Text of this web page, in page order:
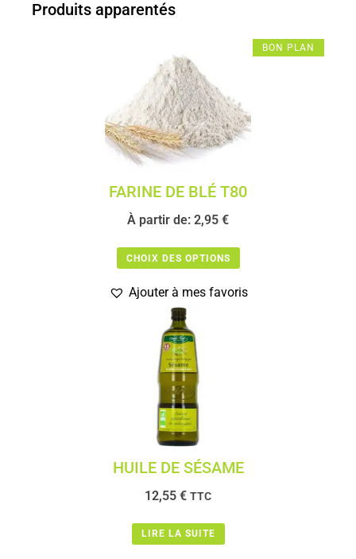
Produits apparentés
BON PLAN
FARINE DE BLÉ T80
À partir de: 2,95 €
CHOIX DES OPTIONS
Ajouter à mes favoris
HUILE DE SÉSAME
12,55 € TTC
LIRE LA SUITE